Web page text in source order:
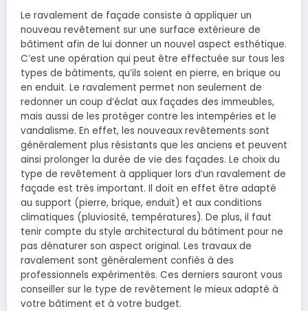
Le ravalement de façade consiste à appliquer un
nouveau revêtement sur une surface extérieure de
bâtiment afin de lui donner un nouvel aspect esthétique.
C’est une opération qui peut être effectuée sur tous les
types de bâtiments, qu’ils soient en pierre, en brique ou
en enduit. Le ravalement permet non seulement de
redonner un coup d’éclat aux façades des immeubles,
mais aussi de les protéger contre les intempéries et le
vandalisme. En effet, les nouveaux revêtements sont
généralement plus résistants que les anciens et peuvent
ainsi prolonger la durée de vie des façades. Le choix du
type de revêtement à appliquer lors d’un ravalement de
façade est très important. Il doit en effet être adapté
au support (pierre, brique, enduit) et aux conditions
climatiques (pluviosité, températures). De plus, il faut
tenir compte du style architectural du bâtiment pour ne
pas dénaturer son aspect original. Les travaux de
ravalement sont généralement confiés à des
professionnels expérimentés. Ces derniers sauront vous
conseiller sur le type de revêtement le mieux adapté à
votre bâtiment et à votre budget.